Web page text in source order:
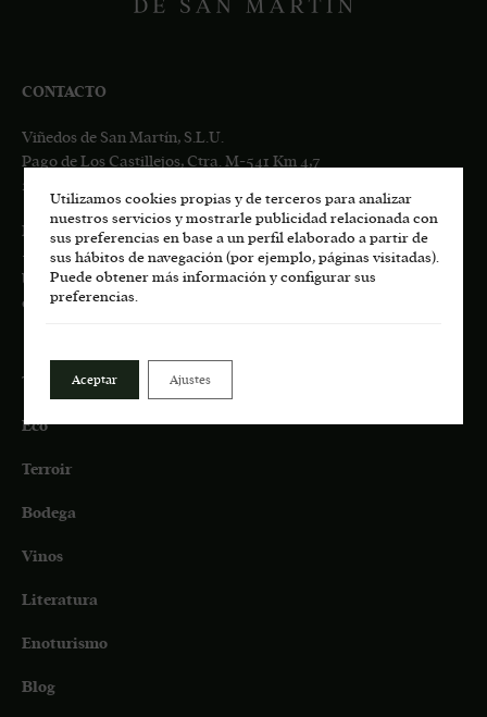
CONTACTO
Viñedos de San Martín, S.L.U.
Pago de Los Castillejos, Ctra. M-541 Km 4,7
28680 San Martín de Valdeiglesias, MADRID
Información general:
+34
617 00 75 77
bodega.lasmoradas@grupoenate.es
enoturismo.lasmoradas@grupoenate.es
Tienda
Eco
Terroir
Bodega
Vinos
Literatura
Enoturismo
Blog
Utilizamos cookies propias y de terceros para analizar
nuestros servicios y mostrarle publicidad relacionada con
sus preferencias en base a un perfil elaborado a partir de
sus hábitos de navegación (por ejemplo, páginas visitadas).
Puede obtener más información y configurar sus
preferencias.
Aceptar Ajustes